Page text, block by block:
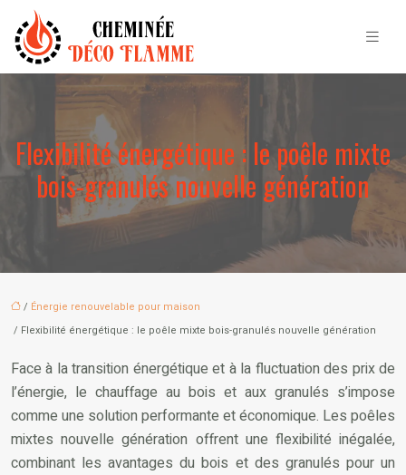
Flexibilité énergétique : le poêle mixte
bois-granulés nouvelle génération
/ Énergie renouvelable pour maison
/ Flexibilité énergétique : le poêle mixte bois-granulés nouvelle génération
Face à la transition énergétique et à la fluctuation des prix de
l’énergie, le chauffage au bois et aux granulés s’impose
comme une solution performante et économique. Les poêles
mixtes nouvelle génération offrent une flexibilité inégalée,
combinant les avantages du bois et des granulés pour un